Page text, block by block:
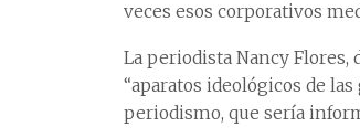
veces esos corporativos
La periodista Nancy Flores,
“aparatos ideológicos de
periodismo, que sería